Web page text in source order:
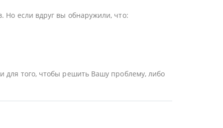
Но если вдруг вы обнаружили, что:
для того, чтобы решить Вашу проблему, либо